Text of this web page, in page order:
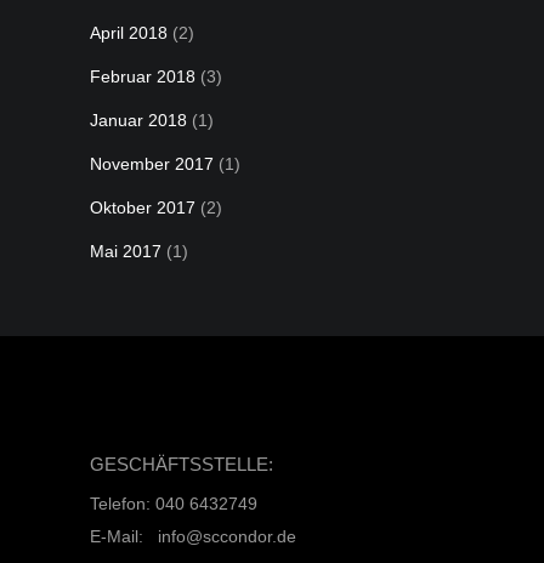
April 2018 (2)
Februar 2018 (3)
Januar 2018 (1)
November 2017 (1)
Oktober 2017 (2)
Mai 2017 (1)
GESCHÄFTSSTELLE:
Telefon: 040 6432749
E-Mail: info@sccondor.de